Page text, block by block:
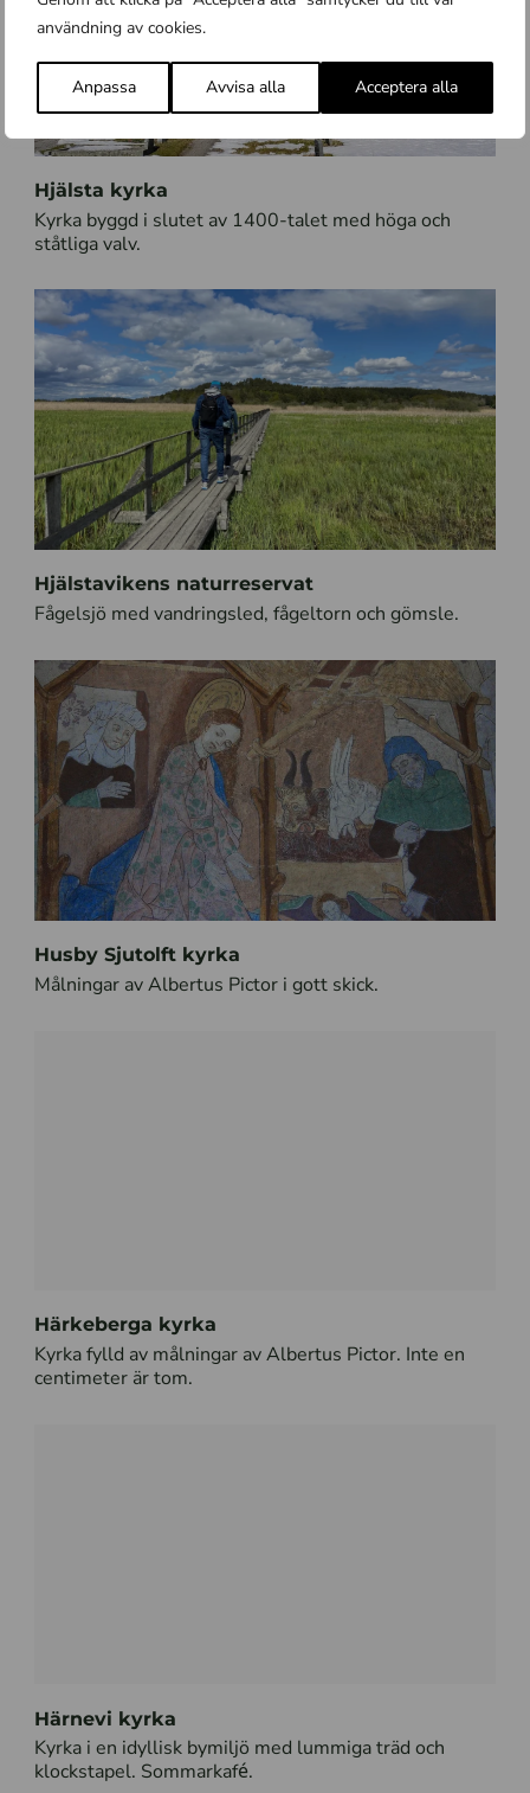
användning av cookies.
Anpassa Avvisa alla Acceptera alla
Hjälsta kyrka
Kyrka byggd i slutet av 1400-talet med höga och
ståtliga valv.
Hjälstavikens naturreservat
Fågelsjö med vandringsled, fågeltorn och gömsle.
Husby Sjutolft kyrka
Målningar av Albertus Pictor i gott skick.
Härkeberga kyrka
Kyrka fylld av målningar av Albertus Pictor. Inte en
centimeter är tom.
Härnevi kyrka
Kyrka i en idyllisk bymiljö med lummiga träd och
klockstapel. Sommarkafé.